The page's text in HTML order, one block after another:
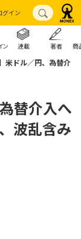
グイン
ン 連載 著者 商
米ドル／円、為替介
替介入へ
波乱含み